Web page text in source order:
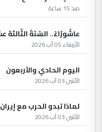
منذ 15 ساعة
عاشُورْاءُ.. السّنَةُ
الأربعاء 05 آب 2026
اليوم الحادي والأربعون
الأثنين 03 آب 2026
لماذا تبدو الحرب مع
الأثنين 03 آب 2026